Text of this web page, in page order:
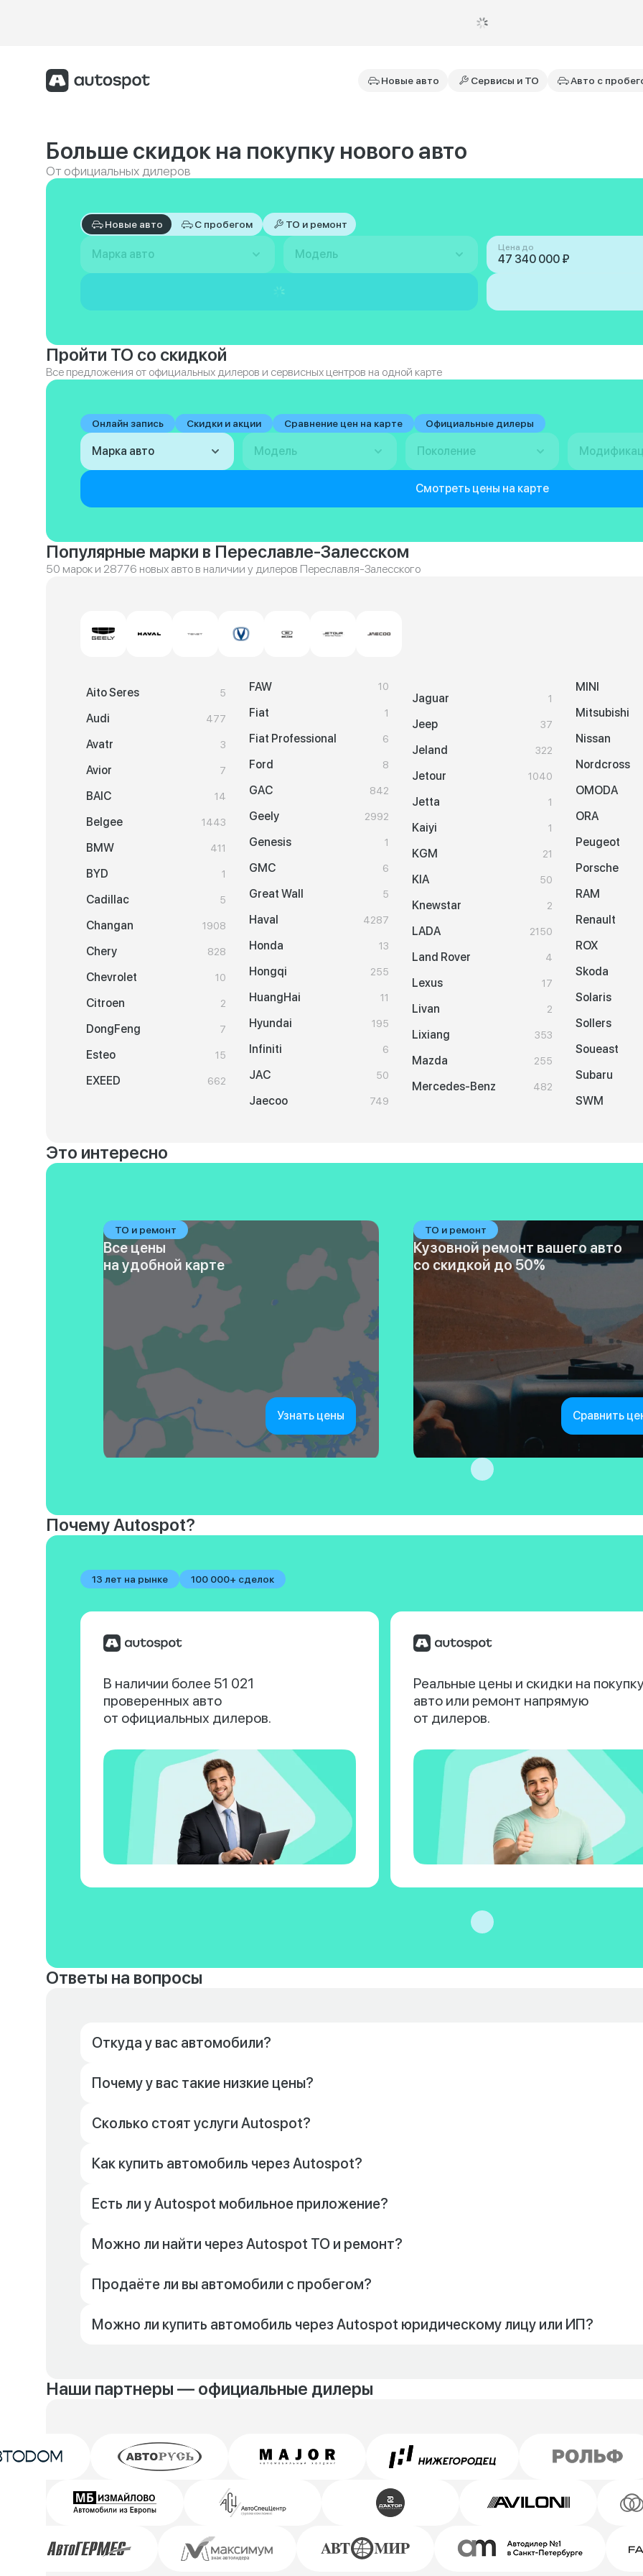
Новые авто Сервисы и ТО Авто с
Больше скидок на покупку нового авто
От официальных дилеров
Новые авто С пробегом ТО и ремонт
Марка авто Модель Цена до
Пройти ТО со скидкой
Все предложения от официальных дилеров и сервисных центров на одной карте
Онлайн запись Скидки и акции Сравнение цен на карте Официальные дилеры
Марка авто Модель Поколение
Смотреть цены на карте
Популярные марки в Переславле-Залесском
50 марок и 28776 новых авто в наличии у дилеров Переславля-Залесского
Aito Seres 5
Audi 477
Avatr 3
Avior 7
BAIC 14
Belgee 1443
BMW 411
BYD 1
Cadillac 5
Changan 1908
Chery 828
Chevrolet 10
Citroen 2
DongFeng 7
Esteo 15
EXEED 662
FAW 10
Fiat 1
Fiat Professional 6
Ford 8
GAC 842
Geely 2992
Genesis 1
GMC 6
Great Wall 5
Haval 4287
Honda 13
Hongqi 255
HuangHai 11
Hyundai 195
Infiniti 6
JAC 50
Jaecoo 749
Jaguar 1
Jeep 37
Jeland 322
Jetour 1040
Jetta 1
Kaiyi 1
KGM 21
KIA 50
Knewstar 2
LADA 2150
Land Rover 4
Lexus 17
Livan 2
Lixiang 353
Mazda 255
Mercedes-Benz 482
MINI
Mitsubishi
Nissan
Nordcross
OMODA
ORA
Peugeot
Porsche
RAM
Renault
ROX
Skoda
Solaris
Sollers
Soueast
Subaru
SWM
Это интересно
ТО и ремонт
Все цены
на удобной карте
Узнать цены
ТО и ремонт
Кузовной ремонт вашего авто
со скидкой до 50%
Сравнить
Почему Autospot?
13 лет на рынке 100 000+ сделок
В наличии более 51 021
проверенных авто
от официальных дилеров.
Реальные цены и скидки на
авто или ремонт напрямую
от дилеров.
Ответы на вопросы
Откуда у вас автомобили?
Почему у вас такие низкие цены?
Сколько стоят услуги Autospot?
Как купить автомобиль через Autospot?
Есть ли у Autospot мобильное приложение?
Можно ли найти через Autospot ТО и ремонт?
Продаёте ли вы автомобили с пробегом?
Можно ли купить автомобиль через Autospot юридическому лицу или ИП?
Наши партнеры — официальные дилеры